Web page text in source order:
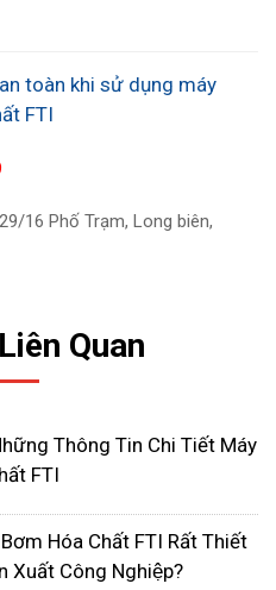
tháo lắp, giúp việc bảo
dễ dàng và thuận tiện.
Thông Tin Chi Tiết
toàn khi sử dụng máy
FTI
16 Phố Trạm, Long biên,
Quan
Thông Tin Chi Tiết Máy
FTI
Hóa Chất FTI Rất Thiết
Xuất Công Nghiệp?